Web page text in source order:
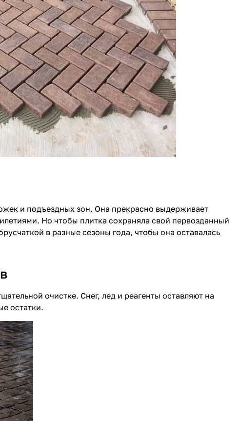
и подъездных зон. Она прекрасно выдерживает
Но чтобы плитка сохраняла свой первозданный
в разные сезоны года, чтобы она оставалась
очистке. Снег, лед и реагенты оставляют на
остатки.